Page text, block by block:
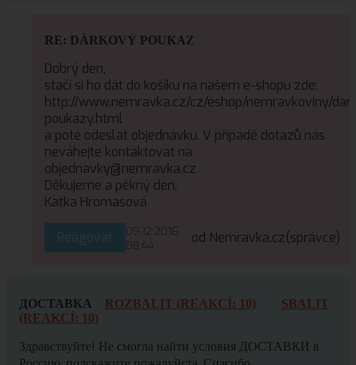
RE: DÁRKOVÝ POUKAZ
Dobrý den,
stačí si ho dát do košíku na našem e-shopu zde:
http://www.nemravka.cz/cz/eshop/nemravkoviny/
poukazy.html
a poté odeslat objednávku. V případě dotazů nás
neváhejte kontaktovat na
objednavky@nemravka.cz
Děkujeme a pěkný den,
Katka Hromasová
Reagovat
09.12.2016
08:44
od Nemravka.cz(správce)
ДОСТАВКА ROZBALIT (REAKCÍ: 10)
SBALIT
(REAKCÍ: 10)
Здравствуйте! Не смогла найти условия ДОСТАВКИ в